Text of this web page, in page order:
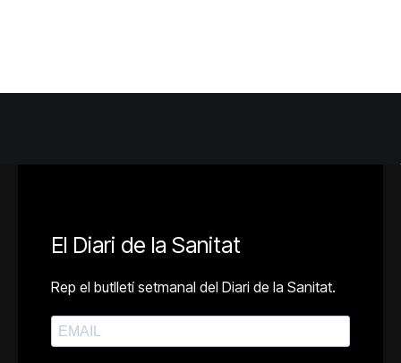
El Diari de la Sanitat
Rep el butlletí setmanal del Diari de la Sanitat.